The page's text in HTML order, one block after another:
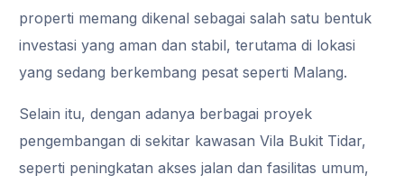
properti memang dikenal sebagai salah satu bentuk
investasi yang aman dan stabil, terutama di lokasi
yang sedang berkembang pesat seperti Malang.
Selain itu, dengan adanya berbagai proyek
pengembangan di sekitar kawasan Vila Bukit Tidar,
seperti peningkatan akses jalan dan fasilitas umum,